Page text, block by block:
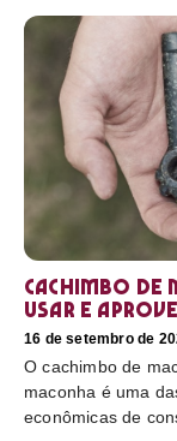
Cachimbo
usar e
16 de setembro de
O cachimbo de
maconha é uma
econômicas de